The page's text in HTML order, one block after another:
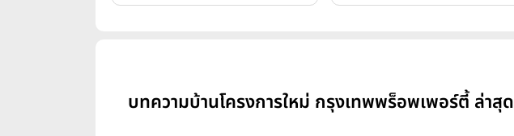
บทความบ้านโครงการใหม่ กรุงเทพพร็อพเพอร์ตี้ ล่าสุด